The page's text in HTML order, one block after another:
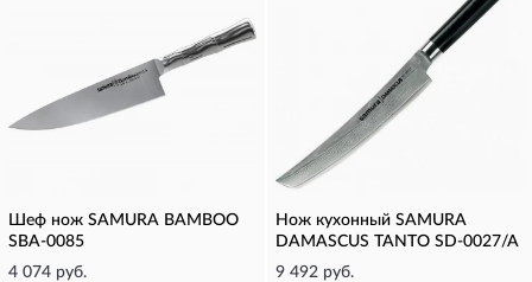
Шеф нож SAMURA BAMBOO
SBA-0085
4 074 руб.
Нож кухонный SAMURA
DAMASCUS TANTO SD-0027/A
9 492 руб.